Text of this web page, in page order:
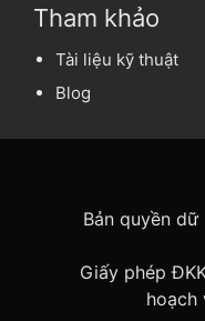
Tham khảo
Tài liệu kỹ thuật
Blog
Bản quyền
Giấy phép
hoạch